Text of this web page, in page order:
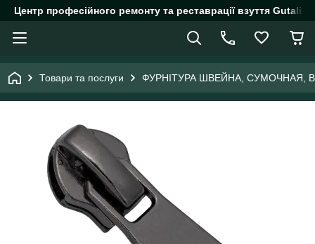
Центр професійного ремонту та реставрації взуття
Товари та послуги ФУРНІТУРА ШВЕЙНА, СУМОЧНАЯ,